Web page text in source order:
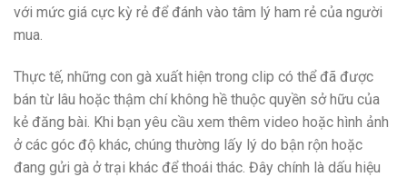
với mức giá cực kỳ rẻ để đánh vào tâm lý ham rẻ của người
mua.
Thực tế, những con gà xuất hiện trong clip có thể đã được
bán từ lâu hoặc thậm chí không hề thuộc quyền sở hữu của
kẻ đăng bài. Khi bạn yêu cầu xem thêm video hoặc hình ảnh
ở các góc độ khác, chúng thường lấy lý do bận rộn hoặc
đang gửi gà ở trại khác để thoái thác. Đây chính là dấu hiệu